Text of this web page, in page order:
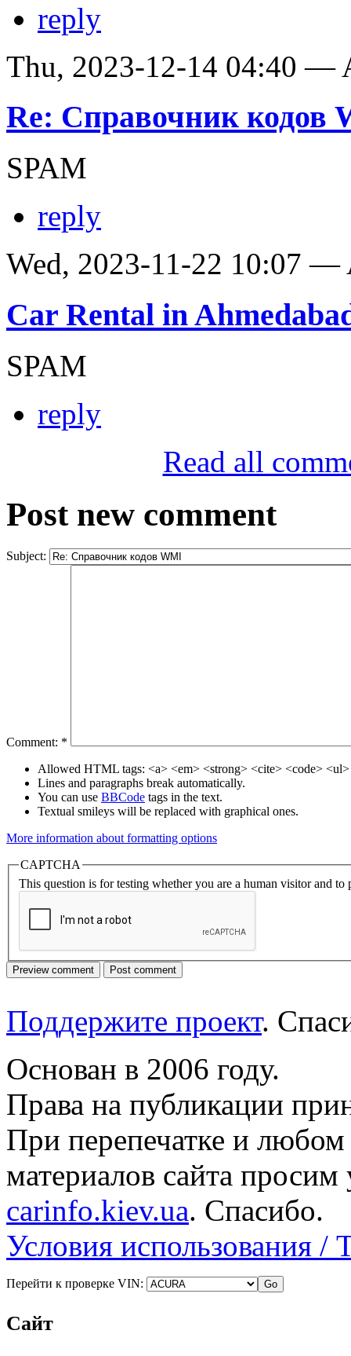
reply
Thu, 2023-12-14 04:40 —
Re: Справочник кодов
SPAM
reply
Wed, 2023-11-22 10:07 —
Car Rental in
SPAM
reply
Read all
Post new comment
Subject:
Comment: *
Allowed HTML tags: <a> <em> <strong> <cite> <code>
Lines and paragraphs break automatically.
You can use BBCode tags in the text.
Textual smileys will be replaced with graphical ones.
More information about formatting options
CAPTCHA
This question is for testing whether you are a human visitor and to
Поддержите проект.
Основан в 2006 году.
Права на публикации
При перепечатке и
материалов сайта просим
carinfo.kiev.ua. Спасибо.
Условия использования /
Перейти к проверке VIN:
Сайт